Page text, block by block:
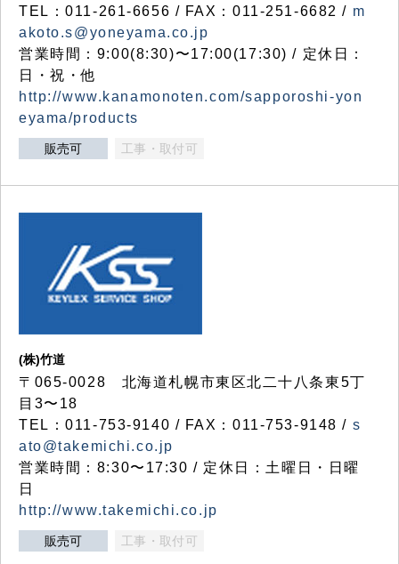
TEL：011-261-6656 / FAX：011-251-6682 / m
akoto.s@yoneyama.co.jp
営業時間：9:00(8:30)〜17:00(17:30) / 定休日：
日・祝・他
http://www.kanamonoten.com/sapporoshi-yon
eyama/products
販売可 工事・取付可
(株)竹道
〒065-0028 北海道札幌市東区北二十八条東5丁
目3〜18
TEL：011-753-9140 / FAX：011-753-9148 / s
ato@takemichi.co.jp
営業時間：8:30〜17:30 / 定休日：土曜日・日曜
日
http://www.takemichi.co.jp
販売可 工事・取付可